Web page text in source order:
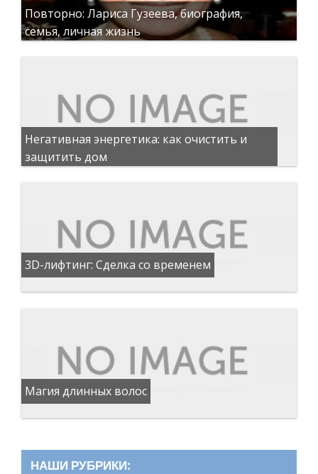
Повторно: Лариса Гузеева, биография,
семья, личная жизнь
Негативная энергетика: как очистить и
защитить дом
3D-лифтинг: Сделка со временем
Магия длинных волос
НАШИ РУБРИКИ: